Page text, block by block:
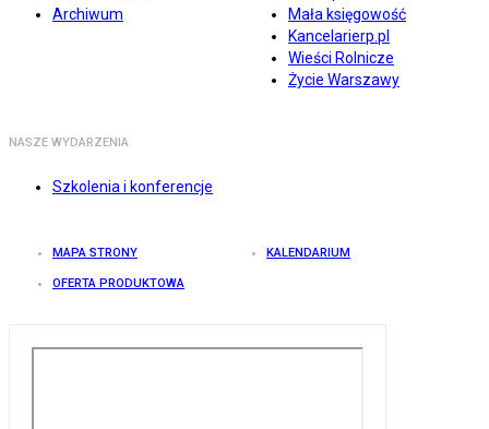
Archiwum
Mała księgowość
Kancelarierp.pl
Wieści Rolnicze
Życie Warszawy
NASZE WYDARZENIA
Szkolenia i konferencje
MAPA STRONY KALENDARIUM
OFERTA PRODUKTOWA